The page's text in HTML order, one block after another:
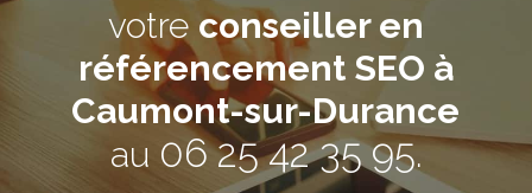
votre conseiller en
référencement SEO à
Caumont-sur-Durance
au 06 25 42 35 95.